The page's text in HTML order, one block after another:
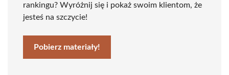
rankingu? Wyróżnij się i pokaż swoim klientom, że
jesteś na szczycie!
Pobierz materiały!